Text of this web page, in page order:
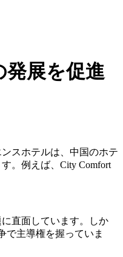
展を促進
スホテルは、中国のホテ
。例えば、City Comfort
直面しています。しか
で主導権を握っていま